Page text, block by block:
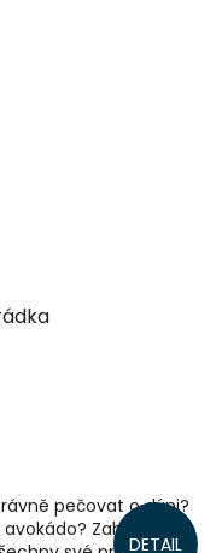
DETAIL
pečovat o dýni?
Zahradníci